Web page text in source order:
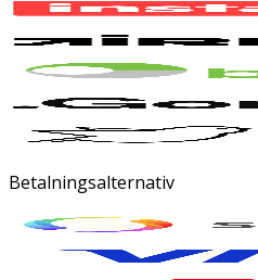
Betalningsalternativ